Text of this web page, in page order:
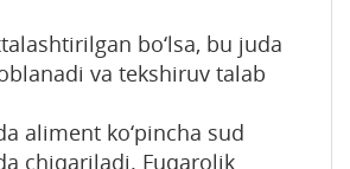
bo‘lsa, bu juda
va tekshiruv talab
aliment ko‘pincha sud
chiqariladi. Fuqarolik